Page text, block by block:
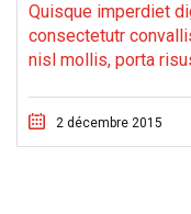
Quisque imperdiet
consectetutr
nisl mollis, porta
2 décembre 2015